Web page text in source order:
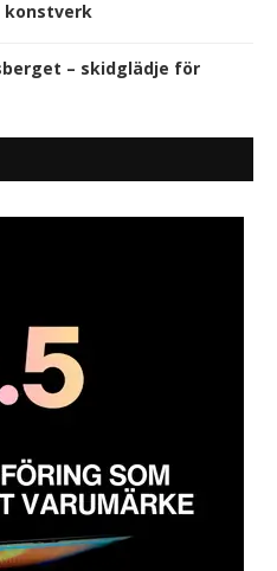
konstverk
– skidglädje för